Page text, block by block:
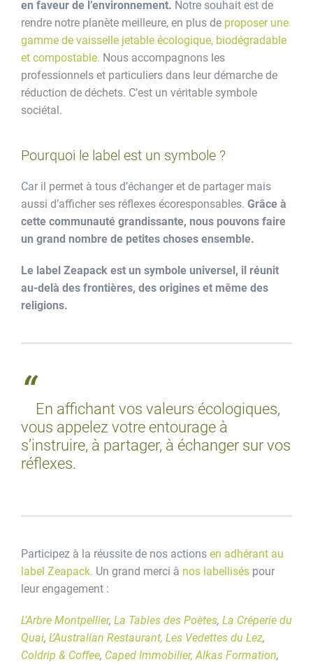
en faveur de l’environnement. Notre souhait est de
rendre notre planète meilleure, en plus de proposer une
gamme de vaisselle jetable écologique, biodégradable
et compostable. Nous accompagnons les
professionnels et particuliers dans leur démarche de
réduction de déchets. C’est un véritable symbole
sociétal.
Pourquoi le label est un symbole ?
Car il permet à tous d’échanger et de partager mais
aussi d’afficher ses réflexes écoresponsables. Grâce à
cette communauté grandissante, nous pouvons faire
un grand nombre de petites choses ensemble.
Le label Zeapack est un symbole universel, il réunit
au-delà des frontières, des origines et même des
religions.
En affichant vos valeurs écologiques,
vous appelez votre entourage à
s’instruire, à partager, à échanger sur vos
réflexes.
Participez à la réussite de nos actions en adhérant au
label Zeapack. Un grand merci à nos labellisés pour
leur engagement :
L’Arbre Montpellier, La Tables des Poètes, La Créperie du
Quai, L’Australian Restaurant, Les Vedettes du Lez,
Coldrip & Coffee, Caped Immobilier, Alkas Formation,